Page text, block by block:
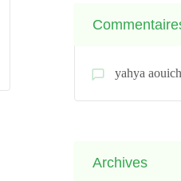
yahya
Archives